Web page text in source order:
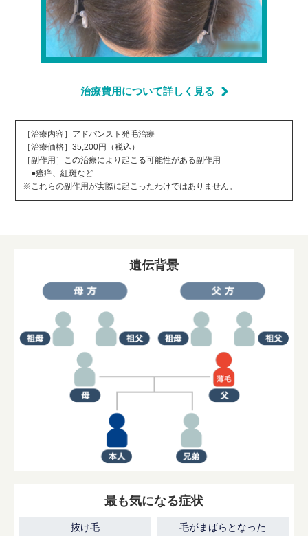
治療費用について詳しく見る
［治療内容］アドバンスト発毛治療
［治療価格］35,200円（税込）
［副作用］この治療により起こる可能性がある副作用
●瘙痒、紅斑など
※これらの副作用が実際に起こったわけではありません。
遺伝背景
最も気になる症状
抜け毛 毛がまばらとなった